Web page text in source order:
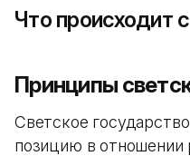
Что происходит
Принципы
Светское
позицию в отношении